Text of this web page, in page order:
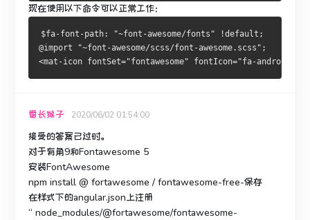
现在使用以下命令可以正常工作：
$fa-font-path: "~font-awesome/fonts" !default;
@import "~font-awesome/scss/font-awesome.scss";
<mat-icon fontSet="fontawesome" fontIcon="fa-
番长猴子 2020/06/02 01:54:00
接受的答案已过时。
对于有角9和Fontawesome 5
安装FontAwesome
npm install @ fortawesome / fontawesome-free-保存
在样式下的angular.json上注册
“ node_modules/@fortawesome/fontawesome-